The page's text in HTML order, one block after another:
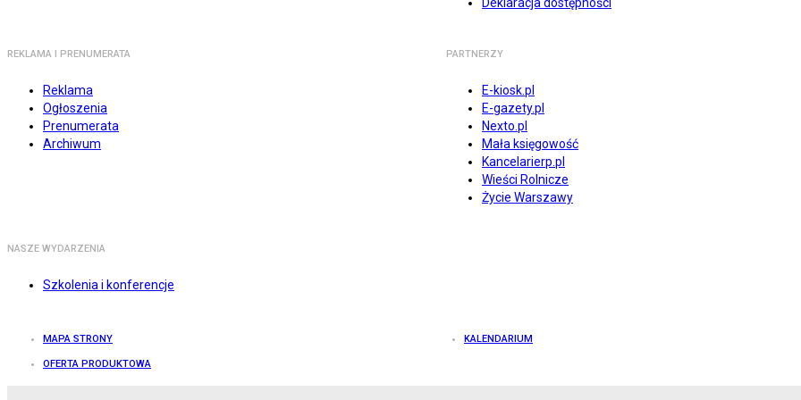
REKLAMA I PRENUMERATA
Reklama
Ogłoszenia
Prenumerata
Archiwum
PARTNERZY
E-kiosk.pl
E-gazety.pl
Nexto.pl
Mała księgowość
Kancelarierp.pl
Wieści Rolnicze
Życie Warszawy
NASZE WYDARZENIA
Szkolenia i konferencje
MAPA STRONY KALENDARIUM
OFERTA PRODUKTOWA